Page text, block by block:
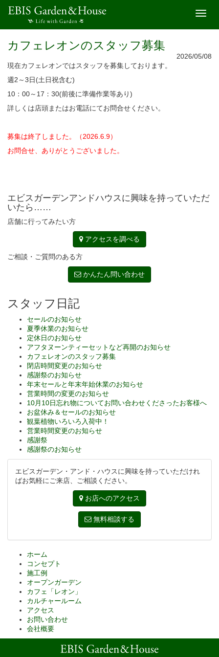
開
カフェレオンのスタッフ募集
2026/05/08
現在カフェレオンではスタッフを募集しております。
週2～3日(土日祝含む)
10：00～17：30(前後に準備作業等あり)
詳しくは店頭またはお電話にてお問合せください。
募集は終了しました。（2026.6.9）
お問合せ、ありがとうございました。
エビスガーデンアンドハウスに興味を持っていただ
いたら……
店舗に行ってみたい方
アクセスを調べる
ご相談・ご質問のある方
かんたん問い合わせ
スタッフ日記
セールのお知らせ
夏季休業のお知らせ
定休日のお知らせ
アフタヌーンティーセットなど再開のお知らせ
カフェレオンのスタッフ募集
閉店時間変更のお知らせ
感謝祭のお知らせ
年末セールと年末年始休業のお知らせ
営業時間の変更のお知らせ
10月10日忘れ物についてお問い合わせくださったお客様へ
お盆休み＆セールのお知らせ
観葉植物いろいろ入荷中！
営業時間変更のお知らせ
感謝祭
感謝祭のお知らせ
エビスガーデン・アンド・ハウスに興味を持っていただけれ
ばお気軽にご来店、ご相談ください。
お店へのアクセス
無料相談する
ホーム
コンセプト
施工例
オープンガーデン
カフェ「レオン」
カルチャールーム
アクセス
お問い合わせ
会社概要